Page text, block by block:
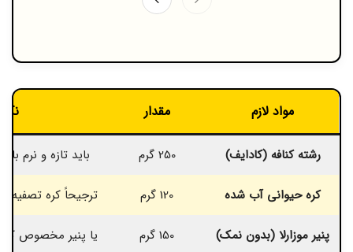
مواد لازم مقدار
رشته کنافه (کادایف) 250 گرم باید تازه و نرم
کره حیوانی آب شده 120 گرم ترجیحاً کره تصفیه
پنیر موزارلا (بدون نمک) 150 گرم یا پنیر مخصوص